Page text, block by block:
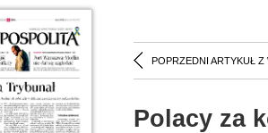
POPRZEDNI ARTYKUŁ Z
Polacy za